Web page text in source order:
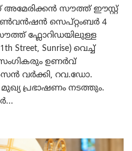
സൗത്ത് ഈസ്റ്റ്
കൺവൻഷൻ സെപ്റ്റംബർ 4
ഫ്ലോറിഡയിലുള്ള
Street, Sunrise) വെച്ച്
ഉണർവ്
വർക്കി, റവ.ഡോ.
പ്രഭാഷണം നടത്തും.